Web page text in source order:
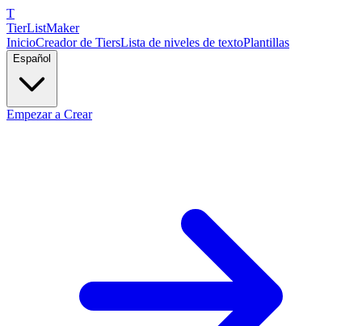
T
TierListMaker
InicioCreador de TiersLista de niveles de textoPlantillas
Español
Empezar a Crear